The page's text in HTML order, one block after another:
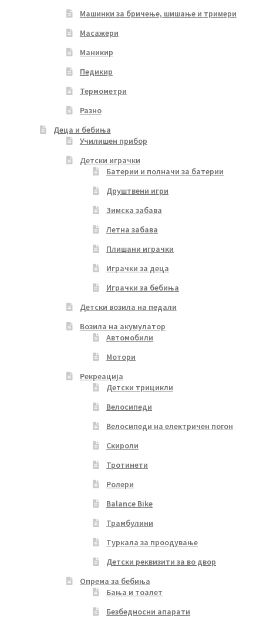
Машинки за бричење, шишање и тримери
Масажери
Маникир
Педикир
Термометри
Разно
Деца и бебиња
Училишен прибор
Детски играчки
Батерии и полначи за батерии
Друштвени игри
Зимска забава
Летна забава
Плишани играчки
Играчки за деца
Играчки за бебиња
Детски возила на педали
Возила на акумулатор
Автомобили
Мотори
Рекреација
Детски трицикли
Велосипеди
Велосипеди на електричен погон
Скироли
Тротинети
Ролери
Balance Bike
Трамбулини
Туркала за проодување
Детски реквизити за во двор
Опрема за бебиња
Бања и тоалет
Безбедносни апарати